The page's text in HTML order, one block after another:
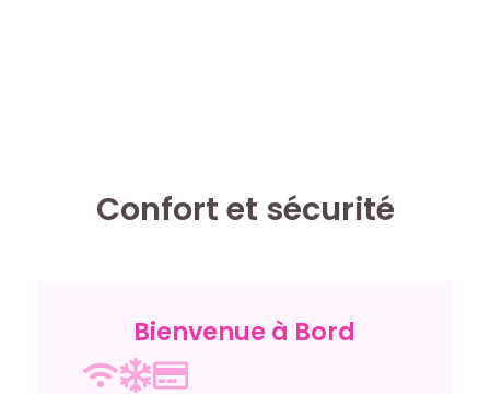
Confort et sécurité
Bienvenue à Bord